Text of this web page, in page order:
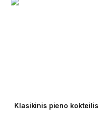
Klasikinis pieno kokteilis